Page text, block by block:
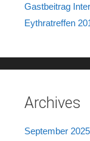
Gastbeitrag
Eythratreffen
Archives
September 2025